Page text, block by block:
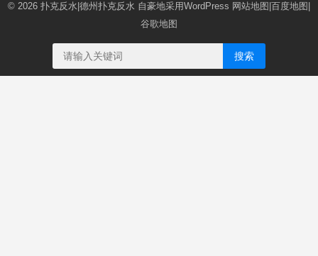
© 2026 扑克反水|德州扑克反水 自豪地采用WordPress 网站地图 百度地图
谷歌地图
搜索